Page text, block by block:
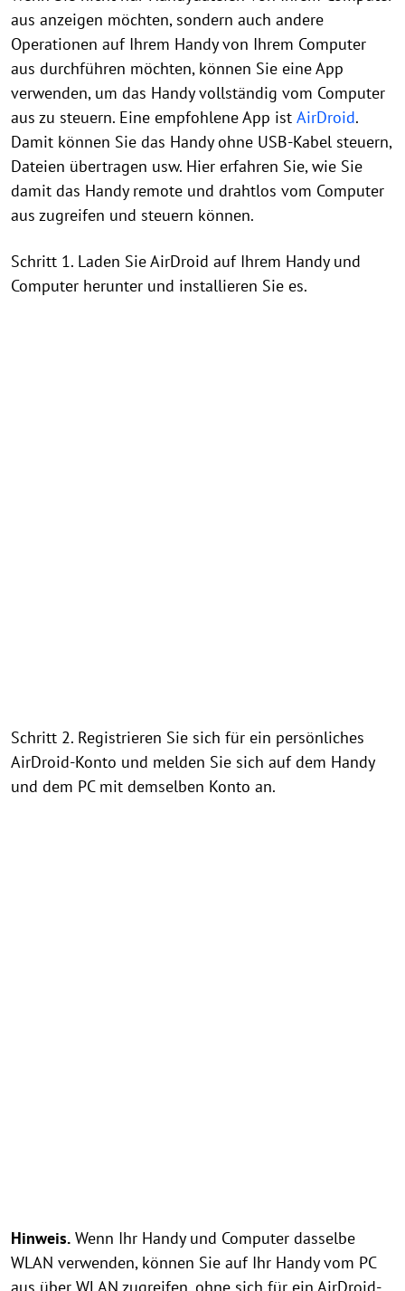
aus anzeigen möchten, sondern auch andere
Operationen auf Ihrem Handy von Ihrem Computer
aus durchführen möchten, können Sie eine App
verwenden, um das Handy vollständig vom Computer
aus zu steuern. Eine empfohlene App ist AirDroid.
Damit können Sie das Handy ohne USB-Kabel steuern,
Dateien übertragen usw. Hier erfahren Sie, wie Sie
damit das Handy remote und drahtlos vom Computer
aus zugreifen und steuern können.
Schritt 1. Laden Sie AirDroid auf Ihrem Handy und
Computer herunter und installieren Sie es.
Schritt 2. Registrieren Sie sich für ein persönliches
AirDroid-Konto und melden Sie sich auf dem Handy
und dem PC mit demselben Konto an.
Hinweis. Wenn Ihr Handy und Computer dasselbe
WLAN verwenden, können Sie auf Ihr Handy vom PC